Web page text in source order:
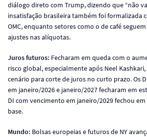
diálogo direto com Trump, dizendo que “não
insatisfação brasileira também foi formalizada
OMC, enquanto setores como o de café
ajustes nas alíquotas.
Juros futuros: Fecharam em queda com o
risco global, especialmente após Neel
cenário para corte de juros no curto prazo. Os
em janeiro/2026 e janeiro/2027 fecharam em
DI com vencimento em janeiro/2029 fechou
base.
Mundo: Bolsas europeias e futuros de NY